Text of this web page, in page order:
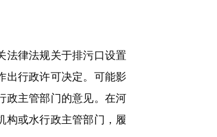
律法规关于排污口设置
出行政许可决定。可能影
政主管部门的意见。在河
构或水行政主管部门，履